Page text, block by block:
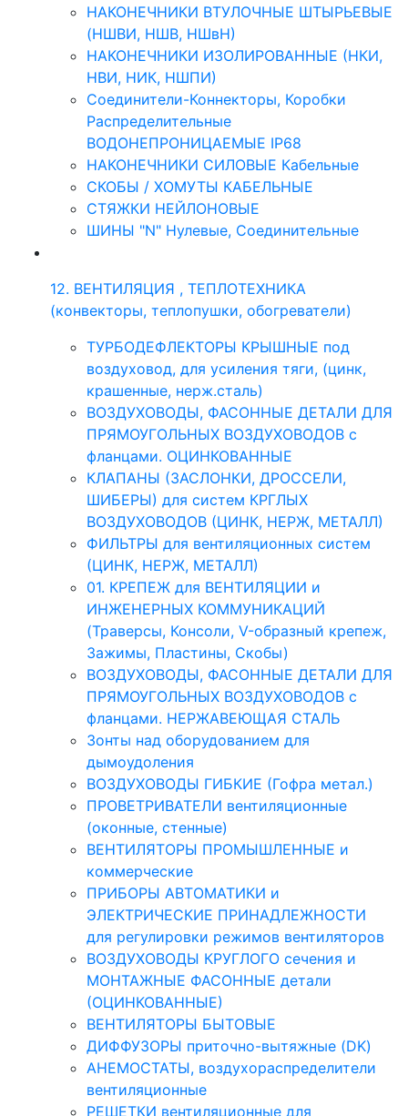
НАКОНЕЧНИКИ ВТУЛОЧНЫЕ ШТЫРЬЕВЫЕ
(НШВИ, НШВ, НШвН)
НАКОНЕЧНИКИ ИЗОЛИРОВАННЫЕ (НКИ,
НВИ, НИК, НШПИ)
Соединители-Коннекторы, Коробки
Распределительные
ВОДОНЕПРОНИЦАЕМЫЕ IP68
НАКОНЕЧНИКИ СИЛОВЫЕ Кабельные
СКОБЫ / ХОМУТЫ КАБЕЛЬНЫЕ
СТЯЖКИ НЕЙЛОНОВЫЕ
ШИНЫ "N" Нулевые, Соединительные
12. ВЕНТИЛЯЦИЯ , ТЕПЛОТЕХНИКА
(конвекторы, теплопушки, обогреватели)
ТУРБОДЕФЛЕКТОРЫ КРЫШНЫЕ под
воздуховод, для усиления тяги, (цинк,
крашенные, нерж.сталь)
ВОЗДУХОВОДЫ, ФАСОННЫЕ ДЕТАЛИ ДЛЯ
ПРЯМОУГОЛЬНЫХ ВОЗДУХОВОДОВ с
фланцами. ОЦИНКОВАННЫЕ
КЛАПАНЫ (ЗАСЛОНКИ, ДРОССЕЛИ,
ШИБЕРЫ) для систем КРГЛЫХ
ВОЗДУХОВОДОВ (ЦИНК, НЕРЖ, МЕТАЛЛ)
ФИЛЬТРЫ для вентиляционных систем
(ЦИНК, НЕРЖ, МЕТАЛЛ)
01. КРЕПЕЖ для ВЕНТИЛЯЦИИ и
ИНЖЕНЕРНЫХ КОММУНИКАЦИЙ
(Траверсы, Консоли, V-образный крепеж,
Зажимы, Пластины, Скобы)
ВОЗДУХОВОДЫ, ФАСОННЫЕ ДЕТАЛИ ДЛЯ
ПРЯМОУГОЛЬНЫХ ВОЗДУХОВОДОВ с
фланцами. НЕРЖАВЕЮЩАЯ СТАЛЬ
Зонты над оборудованием для
дымоудоления
ВОЗДУХОВОДЫ ГИБКИЕ (Гофра метал.)
ПРОВЕТРИВАТЕЛИ вентиляционные
(оконные, стенные)
ВЕНТИЛЯТОРЫ ПРОМЫШЛЕННЫЕ и
коммерческие
ПРИБОРЫ АВТОМАТИКИ и
ЭЛЕКТРИЧЕСКИЕ ПРИНАДЛЕЖНОСТИ
для регулировки режимов вентиляторов
ВОЗДУХОВОДЫ КРУГЛОГО сечения и
МОНТАЖНЫЕ ФАСОННЫЕ детали
(ОЦИНКОВАННЫЕ)
ВЕНТИЛЯТОРЫ БЫТОВЫЕ
ДИФФУЗОРЫ приточно-вытяжные (DK)
АНЕМОСТАТЫ, воздухораспределители
вентиляционные
РЕШЕТКИ вентиляционные для